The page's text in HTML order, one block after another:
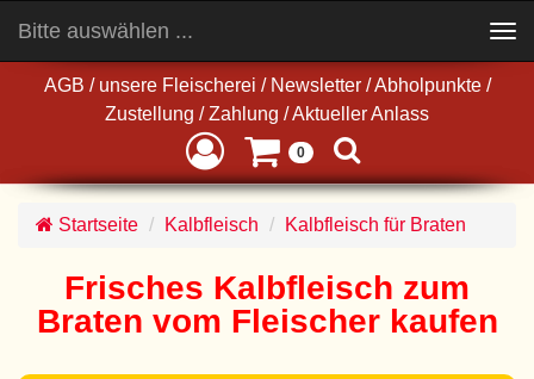
AGB / unsere Fleischerei / Newsletter / Abholpunkte /
Zustellung / Zahlung /Aktueller Anlass
0
Bitte auswählen ...
navigation
Startseite Kalbfleisch Kalbfleisch für Braten
Frisches Kalbfleisch zum
Braten vom Fleischer kaufen